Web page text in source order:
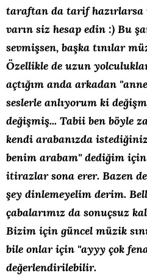
taraftan da tarif hazırlarsa
varın siz hesap edin :) Bu
sevmişsen, başka tınılar
Özellikle de uzun
açtığım anda arkadan
seslerle anlıyorum ki
değişmiş... Tabii ben böyle
kendi arabanızda
benim arabam'' dediğim
itirazlar sona erer. Bazen
şey dinlemeyelim derim.
çabalarımız da sonuçsuz
Bizim için güncel müzik
bile onlar için ''ayyy çok
değerlendirilebilir.